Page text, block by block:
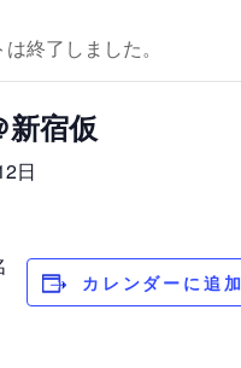
終了しました。
新宿仮
日
カレンダーに追加